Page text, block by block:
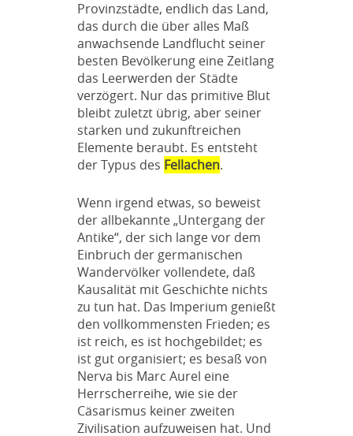
Provinzstädte, endlich das Land,
das durch die über alles Maß
anwachsende Landflucht seiner
besten Bevölkerung eine Zeitlang
das Leerwerden der Städte
verzögert. Nur das primitive Blut
bleibt zuletzt übrig, aber seiner
starken und zukunftreichen
Elemente beraubt. Es entsteht
der Typus des Fellachen.
Wenn irgend etwas, so beweist
der allbekannte „Untergang der
Antike“, der sich lange vor dem
Einbruch der germanischen
Wandervölker vollendete, daß
Kausalität mit Geschichte nichts
zu tun hat. Das Imperium genießt
den vollkommensten Frieden; es
ist reich, es ist hochgebildet; es
ist gut organisiert; es besaß von
Nerva bis Marc Aurel eine
Herrscherreihe, wie sie der
Cäsarismus keiner zweiten
Zivilisation aufzuweisen hat. Und